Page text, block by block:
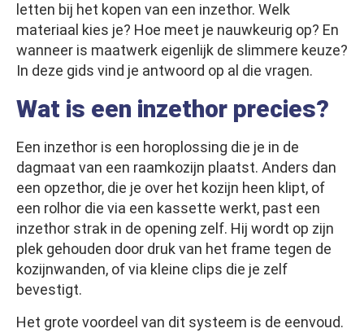
letten bij het kopen van een inzethor. Welk
materiaal kies je? Hoe meet je nauwkeurig op? En
wanneer is maatwerk eigenlijk de slimmere keuze?
In deze gids vind je antwoord op al die vragen.
Wat is een inzethor precies?
Een inzethor is een horoplossing die je in de
dagmaat van een raamkozijn plaatst. Anders dan
een opzethor, die je over het kozijn heen klipt, of
een rolhor die via een kassette werkt, past een
inzethor strak in de opening zelf. Hij wordt op zijn
plek gehouden door druk van het frame tegen de
kozijnwanden, of via kleine clips die je zelf
bevestigt.
Het grote voordeel van dit systeem is de eenvoud.